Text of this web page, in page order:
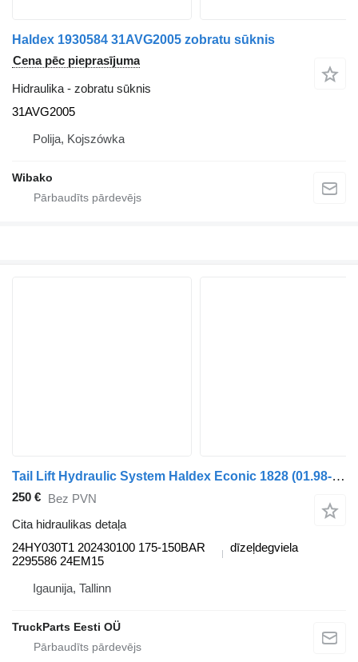
Haldex 1930584 31AVG2005 zobratu sūknis
Cena pēc pieprasījuma
Hidraulika - zobratu sūknis
31AVG2005
Polija, Kojszówka
Wibako
Tail Lift Hydraulic System Haldex Econic 1828 (01.98-) 24HY030T1 paredzēts Mercedes-Benz Econic (1998-2014) vilcēja
250 € Bez PVN
Cita hidraulikas detaļa
24HY030T1 202430100 175-150BAR
2295586 24EM15
dīzeļdegviela
Igaunija, Tallinn
TruckParts Eesti OÜ